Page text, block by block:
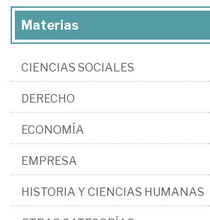
Materias
CIENCIAS SOCIALES
DERECHO
ECONOMÍA
EMPRESA
HISTORIA Y CIENCIAS HUMANAS